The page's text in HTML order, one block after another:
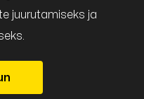
juurutamiseks ja